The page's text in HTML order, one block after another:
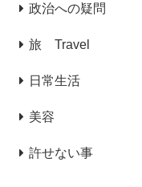
政治への疑問
旅 Travel
日常生活
美容
許せない事